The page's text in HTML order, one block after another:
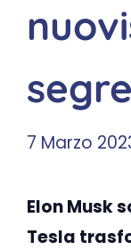
7 Marzo
Elon Musk
Tesla